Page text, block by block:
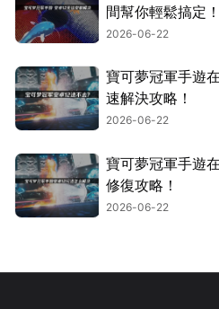
間幫你輕鬆搞定！
2026-06-22
寶可夢冠軍手遊
速解決攻略！
2026-06-22
寶可夢冠軍手遊
修復攻略！
2026-06-22